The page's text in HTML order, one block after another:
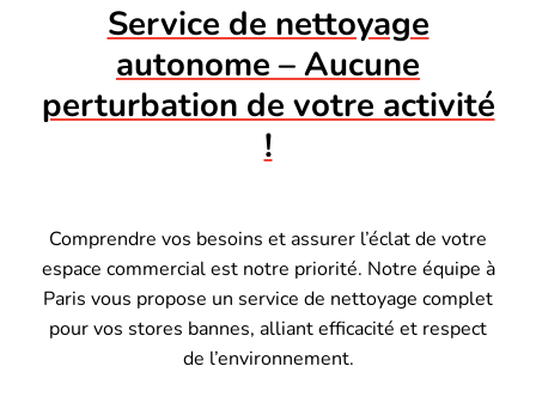
Service de nettoyage
autonome – Aucune
perturbation de votre activité
!
Comprendre vos besoins et assurer l’éclat de votre
espace commercial est notre priorité. Notre équipe à
Paris vous propose un service de nettoyage complet
pour vos stores bannes, alliant efficacité et respect
de l’environnement.